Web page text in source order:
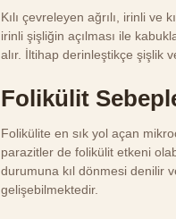
Kılı çevreleyen ağrılı, irinli ve
irinli şişliğin açılması ile
alır. İltihap derinleştikçe şişlik
Folikülit
Folikülite en sık yol açan
parazitler de folikülit etkeni
durumuna kıl dönmesi denilir
gelişebilmektedir.